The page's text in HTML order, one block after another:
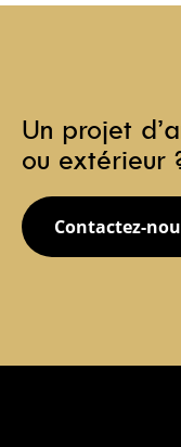
Un projet
ou extérieur
Contactez-